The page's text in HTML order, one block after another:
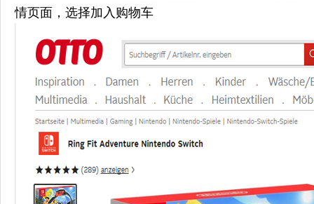
情页面，选择加入购物车